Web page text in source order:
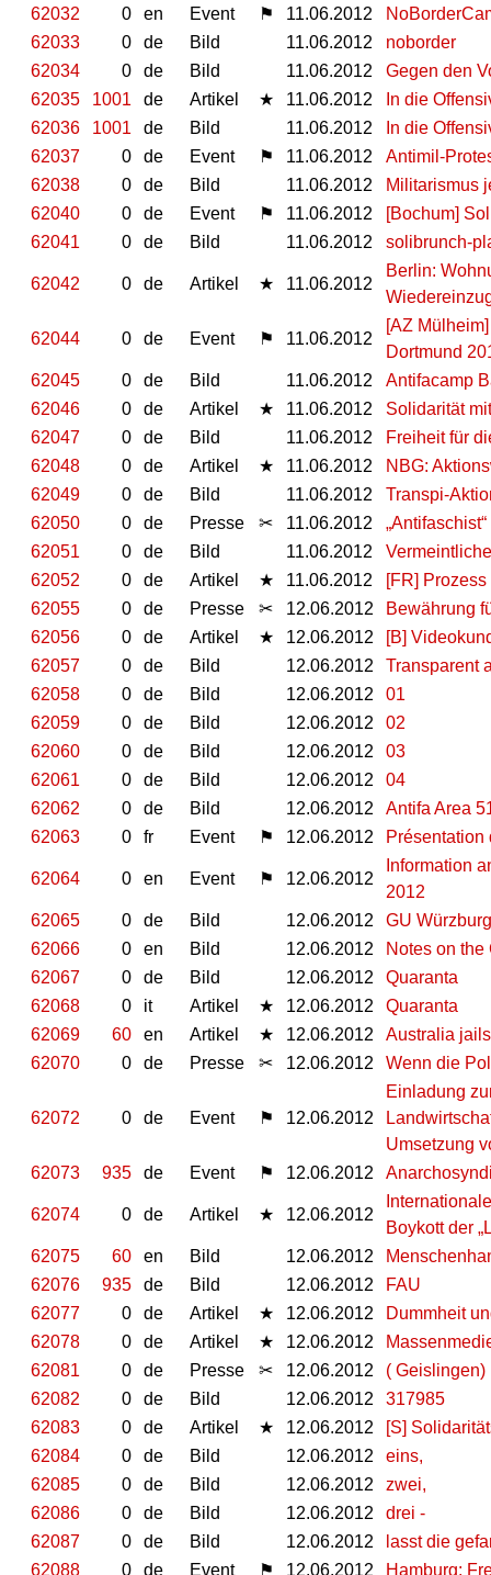
62032
0 en Event ⚑ 11.06.2012
62033
0 de Bild 11.06.2012
noborder
62034
0 de Bild 11.06.2012
Gegen den
62035
1001 de Artikel ★ 11.06.2012
In die
62036
1001 de Bild 11.06.2012
In die
62037
0 de Event ⚑ 11.06.2012
Antimil-
62038
0 de Bild 11.06.2012
Militarismus
62040
0 de Event ⚑ 11.06.2012
[Bochum]
62041
0 de Bild 11.06.2012 solibrunch-
62042 0 de Artikel ★ 11.06.2012
Berlin:
62044 0 de Event ⚑ 11.06.2012
[AZ
Dortmund
62045
0 de Bild 11.06.2012
Antifacamp
62046
0 de Artikel ★ 11.06.2012
Solidarität
62047
0 de Bild 11.06.2012
Freiheit für
62048
0 de Artikel ★ 11.06.2012
NBG:
62049
0 de Bild 11.06.2012
Transpi-
62050
0 de Presse ✂ 11.06.2012
62051
0 de Bild 11.06.2012
62052
0 de Artikel ★ 11.06.2012
[FR]
62055
0 de Presse ✂ 12.06.2012
Bewährung
62056
0 de Artikel ★ 12.06.2012
[B]
62057
0 de Bild 12.06.2012
Transparent
62058
0 de Bild 12.06.2012
01
62059
0 de Bild 12.06.2012
02
62060
0 de Bild 12.06.2012
03
62061
0 de Bild 12.06.2012
04
62062
0 de Bild 12.06.2012
Antifa Area
62063
0 fr Event ⚑ 12.06.2012 Présentation
62064 0 en Event ⚑ 12.06.2012
Information
2012
62065
0 de Bild 12.06.2012
GU Würzburg
62066
0 en Bild 12.06.2012
Notes on the
62067
0 de Bild 12.06.2012
Quaranta
62068
0 it Artikel ★ 12.06.2012
Quaranta
62069
60 en Artikel ★ 12.06.2012
Australia
62070
0 de Presse ✂ 12.06.2012 Wenn die
62072 0 de Event ⚑ 12.06.2012
Einladung
Umsetzung
62073
935 de Event ⚑ 12.06.2012
62074 0 de Artikel ★ 12.06.2012
Boykott der
62075
60 en Bild 12.06.2012
62076
935 de Bild 12.06.2012
FAU
62077
0 de Artikel ★ 12.06.2012
Dummheit
62078
0 de Artikel ★ 12.06.2012
62081
0 de Presse ✂ 12.06.2012
(
62082
0 de Bild 12.06.2012
317985
62083
0 de Artikel ★ 12.06.2012
[S]
62084
0 de Bild 12.06.2012
eins,
62085
0 de Bild 12.06.2012
zwei,
62086
0 de Bild 12.06.2012
drei -
62087
0 de Bild 12.06.2012
lasst die
62088
0 de Event ⚑ 12.06.2012
Hamburg: